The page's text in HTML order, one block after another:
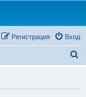
Вход
Регистрация